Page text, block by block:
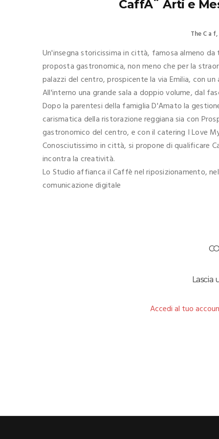
CaffÃ¨ Arti e
The C a f
Un'insegna storicissima in città, famosa almeno
proposta gastronomica, non meno che per la
palazzi del centro, prospicente la via Emilia, con
All'interno una grande sala a doppio volume, dal
Dopo la parentesi della famiglia D'Amato la
carismatica della ristorazione reggiana sia con
gastronomico del centro, e con il catering I Love
Conosciutissimo in città, si propone di qualificare
incontra la creatività.
Lo Studio affianca il Caffè nel riposizionamento,
comunicazione digitale
Accedi al tuo